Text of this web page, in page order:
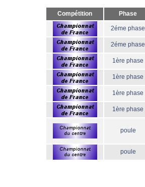
Compétition Phase
2éme phase
2éme phase
1ère phase
1ère phase
1ère phase
1ère phase
poule
poule